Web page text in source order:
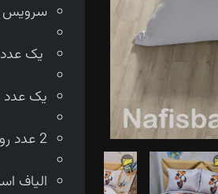
سرویس
یک عدد
یک عدد
2 عدد روبالشتی ابعاد روبالشی ها 70*50 سانتی متر می باشد.
الیاف